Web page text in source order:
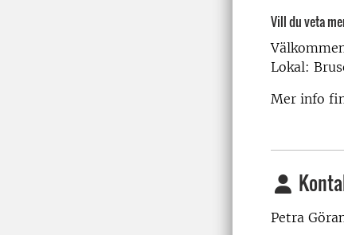
Vill du veta
Lokal:
Mer info
Petra